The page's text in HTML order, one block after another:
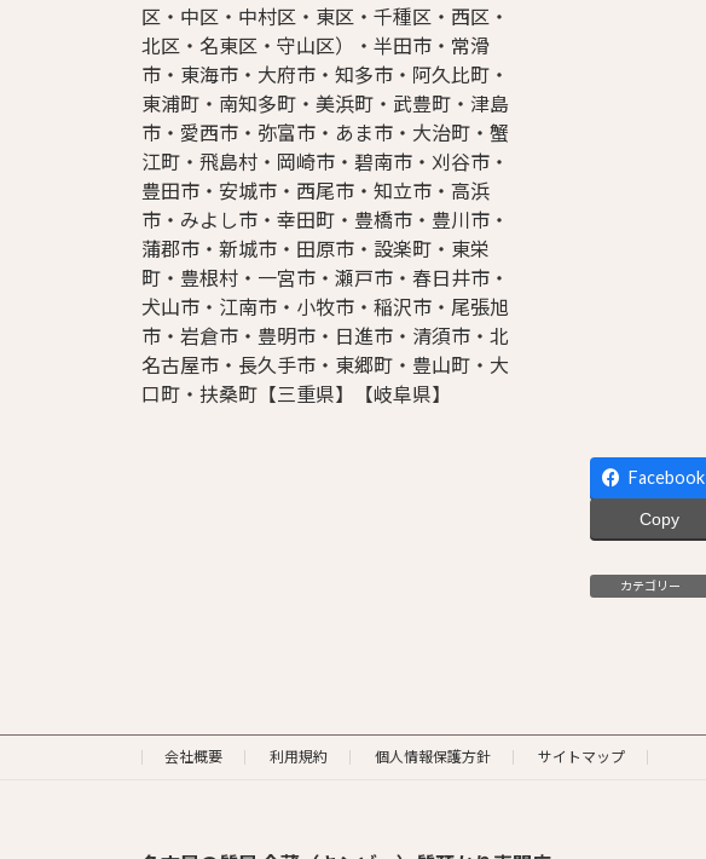
Facebook
Copy
カテゴリー
区・中区・中村区・東区・千種区・西区・
北区・名東区・守山区）・半田市・常滑
市・東海市・大府市・知多市・阿久比町・
東浦町・南知多町・美浜町・武豊町・津島
市・愛西市・弥富市・あま市・大治町・蟹
江町・飛島村・岡崎市・碧南市・刈谷市・
豊田市・安城市・西尾市・知立市・高浜
市・みよし市・幸田町・豊橋市・豊川市・
蒲郡市・新城市・田原市・設楽町・東栄
町・豊根村・一宮市・瀬戸市・春日井市・
犬山市・江南市・小牧市・稲沢市・尾張旭
市・岩倉市・豊明市・日進市・清須市・北
名古屋市・長久手市・東郷町・豊山町・大
口町・扶桑町【三重県】【岐阜県】
会社概要 利用規約 個人情報保護方針 サイトマップ